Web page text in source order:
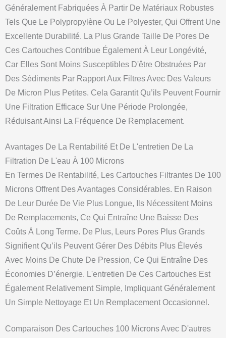
Généralement Fabriquées À Partir De Matériaux Robustes
Tels Que Le Polypropylène Ou Le Polyester, Qui Offrent Une
Excellente Durabilité. La Plus Grande Taille De Pores De
Ces Cartouches Contribue Également À Leur Longévité,
Car Elles Sont Moins Susceptibles D'être Obstruées Par
Des Sédiments Par Rapport Aux Filtres Avec Des Valeurs
De Micron Plus Petites. Cela Garantit Qu’ils Peuvent Fournir
Une Filtration Efficace Sur Une Période Prolongée,
Réduisant Ainsi La Fréquence De Remplacement.
Avantages De La Rentabilité Et De L'entretien De La
Filtration De L'eau À 100 Microns
En Termes De Rentabilité, Les Cartouches Filtrantes De 100
Microns Offrent Des Avantages Considérables. En Raison
De Leur Durée De Vie Plus Longue, Ils Nécessitent Moins
De Remplacements, Ce Qui Entraîne Une Baisse Des
Coûts À Long Terme. De Plus, Leurs Pores Plus Grands
Signifient Qu’ils Peuvent Gérer Des Débits Plus Élevés
Avec Moins De Chute De Pression, Ce Qui Entraîne Des
Économies D’énergie. L'entretien De Ces Cartouches Est
Également Relativement Simple, Impliquant Généralement
Un Simple Nettoyage Et Un Remplacement Occasionnel.
Comparaison Des Cartouches 100 Microns Avec D'autres